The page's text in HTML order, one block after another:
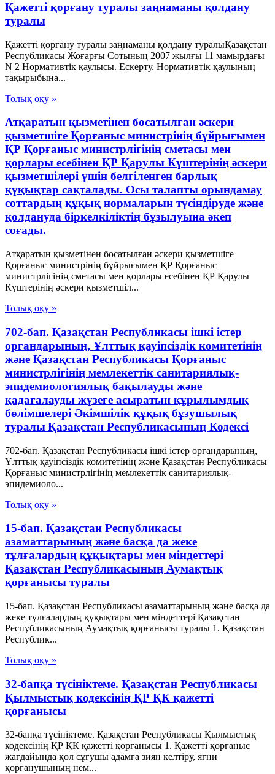
Қажетті қорғану туралы заңнаманы қолдану
туралы
Қажетті қорғану туралы заңнаманы қолдану туралыҚазақстан
Республикасы Жоғарғы Сотының 2007 жылғы 11 мамырдағы
N 2 Нормативтік қаулысы. Ескерту. Нормативтік қаулының
тақырыбына...
Толық оқу »
Атқаратын қызметінен босатылған әскери
қызметшіге Қорғаныс министрінің бұйрығымен
ҚР Қорғаныс министрлігінің сметасы мен
қорлары есебінен ҚР Қарулы Күштерінің әскери
қызметшілері үшін белгіленген барлық
құқықтар сақталады. Осы талапты орындамау
соттардың құқық нормаларын түсіндіруде және
қолдануда біркелкіліктің бұзылуына әкеп
соғады.
Атқаратын қызметінен босатылған әскери қызметшіге
Қорғаныс министрінің бұйрығымен ҚР Қорғаныс
министрлігінің сметасы мен қорлары есебінен ҚР Қарулы
Күштерінің әскери қызметшіл...
Толық оқу »
702-бап. Қазақстан Республикасы ішкі істер
органдарының, Ұлттық қауiпсiздiк комитетiнiң
және Қазақстан Республикасы Қорғаныс
министрлiгiнiң мемлекеттік санитариялық-
эпидемиологиялық бақылауды және
қадағалауды жүзеге асыратын құрылымдық
бөлімшелері Әкімшілік құқық бұзушылық
туралы Қазақстан Республикасының Кодексі
702-бап. Қазақстан Республикасы ішкі істер органдарының,
Ұлттық қауiпсiздiк комитетiнiң және Қазақстан Республикасы
Қорғаныс министрлiгiнiң мемлекеттік санитариялық-
эпидемиоло...
Толық оқу »
15-бап. Қазақстан Республикасы
азаматтарының және басқа да жеке
тұлғалардың құқықтары мен міндеттері
Қазақстан Республикасының Аумақтық
қорғанысы туралы
15-бап. Қазақстан Республикасы азаматтарының және басқа да
жеке тұлғалардың құқықтары мен міндеттері Қазақстан
Республикасының Аумақтық қорғанысы туралы 1. Қазақстан
Республик...
Толық оқу »
32-бапқа түсініктеме. Қазақстан Республикасы
Қылмыстық кодексінің ҚР ҚК қажетті
қорғанысы
32-бапқа түсініктеме. Қазақстан Республикасы Қылмыстық
кодексінің ҚР ҚК қажетті қорғанысы 1. Қажетті қорғаныс
жағдайында қол сұғушы адамға зиян келтіру, яғни
қорғанушының нем...